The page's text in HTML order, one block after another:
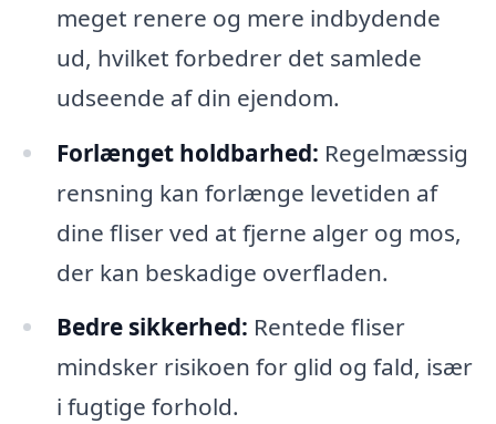
meget renere og mere indbydende
ud, hvilket forbedrer det samlede
udseende af din ejendom.
Forlænget holdbarhed: Regelmæssig
rensning kan forlænge levetiden af
dine fliser ved at fjerne alger og mos,
der kan beskadige overfladen.
Bedre sikkerhed: Rentede fliser
mindsker risikoen for glid og fald, især
i fugtige forhold.